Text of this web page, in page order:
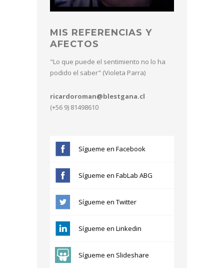
MIS REFERENCIAS Y
AFECTOS
"Lo que puede el sentimiento no lo ha
podido el saber" (Violeta Parra)
ricardoroman@blestgana.cl
(+56 9) 81498610
Sígueme en Facebook
Sígueme en FabLab ABG
Sígueme en Twitter
Sígueme en Linkedin
Sígueme en Slideshare